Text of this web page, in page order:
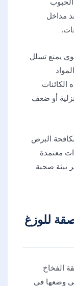
مداخل
يمنع تسلل
الكائنات
أو ضعف
البرص
معتمدة
بيئة صحية
للوزغ
الفخاخ
وضعها في